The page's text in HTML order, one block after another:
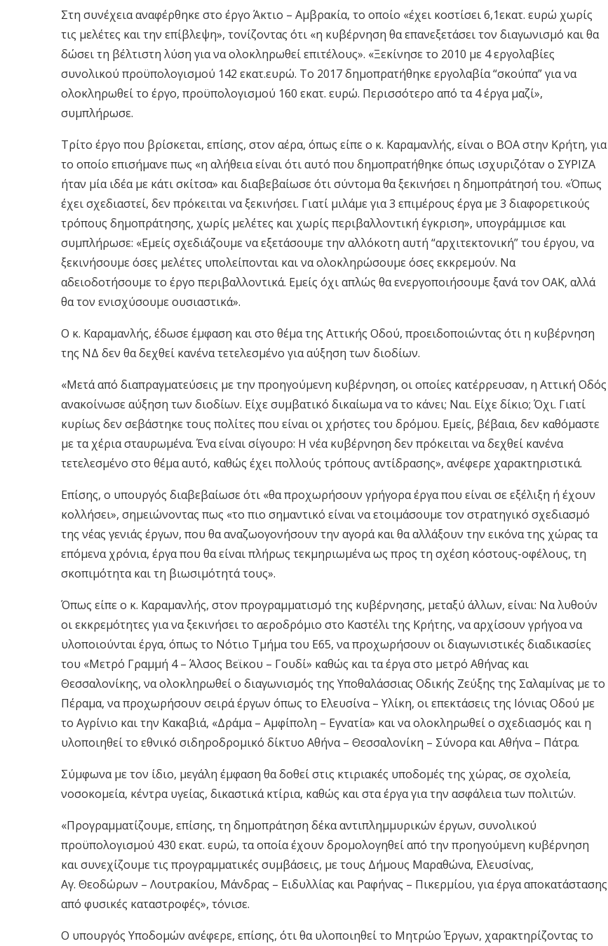
Στη συνέχεια αναφέρθηκε στο έργο Άκτιο – Αμβρακία, το οποίο «έχει κοστίσει 6,1εκατ. ευρώ χωρίς
τις μελέτες και την επίβλεψη», τονίζοντας ότι «η κυβέρνηση θα επανεξετάσει τον διαγωνισμό και θα
δώσει τη βέλτιστη λύση για να ολοκληρωθεί επιτέλους». «Ξεκίνησε το 2010 με 4 εργολαβίες
συνολικού προϋπολογισμού 142 εκατ.ευρώ. Το 2017 δημοπρατήθηκε εργολαβία “σκούπα” για να
ολοκληρωθεί το έργο, προϋπολογισμού 160 εκατ. ευρώ. Περισσότερο από τα 4 έργα μαζί»,
συμπλήρωσε.
Τρίτο έργο που βρίσκεται, επίσης, στον αέρα, όπως είπε ο κ. Καραμανλής, είναι ο ΒΟΑ στην Κρήτη, για
το οποίο επισήμανε πως «η αλήθεια είναι ότι αυτό που δημοπρατήθηκε όπως ισχυριζόταν ο ΣΥΡΙΖΑ
ήταν μία ιδέα με κάτι σκίτσα» και διαβεβαίωσε ότι σύντομα θα ξεκινήσει η δημοπράτησή του. «Όπως
έχει σχεδιαστεί, δεν πρόκειται να ξεκινήσει. Γιατί μιλάμε για 3 επιμέρους έργα με 3 διαφορετικούς
τρόπους δημοπράτησης, χωρίς μελέτες και χωρίς περιβαλλοντική έγκριση», υπογράμμισε και
συμπλήρωσε: «Εμείς σχεδιάζουμε να εξετάσουμε την αλλόκοτη αυτή “αρχιτεκτονική” του έργου, να
ξεκινήσουμε όσες μελέτες υπολείπονται και να ολοκληρώσουμε όσες εκκρεμούν. Να
αδειοδοτήσουμε το έργο περιβαλλοντικά. Εμείς όχι απλώς θα ενεργοποιήσουμε ξανά τον ΟΑΚ, αλλά
θα τον ενισχύσουμε ουσιαστικά».
Ο κ. Καραμανλής, έδωσε έμφαση και στο θέμα της Αττικής Οδού, προειδοποιώντας ότι η κυβέρνηση
της ΝΔ δεν θα δεχθεί κανένα τετελεσμένο για αύξηση των διοδίων.
«Μετά από διαπραγματεύσεις με την προηγούμενη κυβέρνηση, οι οποίες κατέρρευσαν, η Αττική Οδός
ανακοίνωσε αύξηση των διοδίων. Είχε συμβατικό δικαίωμα να το κάνει; Ναι. Είχε δίκιο; Όχι. Γιατί
κυρίως δεν σεβάστηκε τους πολίτες που είναι οι χρήστες του δρόμου. Εμείς, βέβαια, δεν καθόμαστε
με τα χέρια σταυρωμένα. Ένα είναι σίγουρο: Η νέα κυβέρνηση δεν πρόκειται να δεχθεί κανένα
τετελεσμένο στο θέμα αυτό, καθώς έχει πολλούς τρόπους αντίδρασης», ανέφερε χαρακτηριστικά.
Επίσης, ο υπουργός διαβεβαίωσε ότι «θα προχωρήσουν γρήγορα έργα που είναι σε εξέλιξη ή έχουν
κολλήσει», σημειώνοντας πως «το πιο σημαντικό είναι να ετοιμάσουμε τον στρατηγικό σχεδιασμό
της νέας γενιάς έργων, που θα αναζωογονήσουν την αγορά και θα αλλάξουν την εικόνα της χώρας τα
επόμενα χρόνια, έργα που θα είναι πλήρως τεκμηριωμένα ως προς τη σχέση κόστους-οφέλους, τη
σκοπιμότητα και τη βιωσιμότητά τους».
Όπως είπε ο κ. Καραμανλής, στον προγραμματισμό της κυβέρνησης, μεταξύ άλλων, είναι: Να λυθούν
οι εκκρεμότητες για να ξεκινήσει το αεροδρόμιο στο Καστέλι της Κρήτης, να αρχίσουν γρήγοα να
υλοποιούνται έργα, όπως το Νότιο Τμήμα του Ε65, να προχωρήσουν οι διαγωνιστικές διαδικασίες
του «Μετρό Γραμμή 4 – Άλσος Βεϊκου – Γουδί» καθώς και τα έργα στο μετρό Αθήνας και
Θεσσαλονίκης, να ολοκληρωθεί ο διαγωνισμός της Υποθαλάσσιας Οδικής Ζεύξης της Σαλαμίνας με το
Πέραμα, να προχωρήσουν σειρά έργων όπως το Ελευσίνα – Υλίκη, οι επεκτάσεις της Ιόνιας Οδού με
το Αγρίνιο και την Κακαβιά, «Δράμα – Αμφίπολη – Εγνατία» και να ολοκληρωθεί ο σχεδιασμός και η
υλοποιηθεί το εθνικό σιδηροδρομικό δίκτυο Αθήνα – Θεσσαλονίκη – Σύνορα και Αθήνα – Πάτρα.
Σύμφωνα με τον ίδιο, μεγάλη έμφαση θα δοθεί στις κτιριακές υποδομές της χώρας, σε σχολεία,
νοσοκομεία, κέντρα υγείας, δικαστικά κτίρια, καθώς και στα έργα για την ασφάλεια των πολιτών.
«Προγραμματίζουμε, επίσης, τη δημοπράτηση δέκα αντιπλημμυρικών έργων, συνολικού
προϋπολογισμού 430 εκατ. ευρώ, τα οποία έχουν δρομολογηθεί από την προηγούμενη κυβέρνηση
και συνεχίζουμε τις προγραμματικές συμβάσεις, με τους Δήμους Μαραθώνα, Ελευσίνας,
Αγ. Θεοδώρων – Λουτρακίου, Μάνδρας – Ειδυλλίας και Ραφήνας – Πικερμίου, για έργα αποκατάστασης
από φυσικές καταστροφές», τόνισε.
Ο υπουργός Υποδομών ανέφερε, επίσης, ότι θα υλοποιηθεί το Μητρώο Έργων, χαρακτηρίζοντας το